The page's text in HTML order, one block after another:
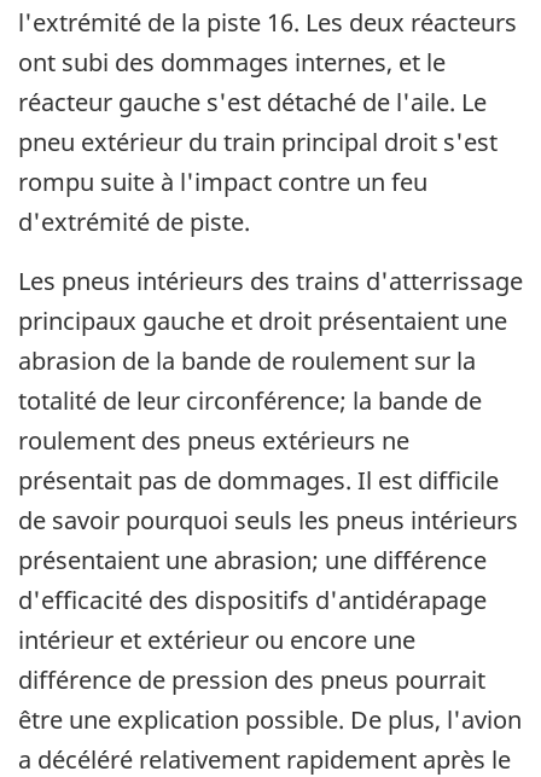
l'extrémité de la piste 16. Les deux réacteurs
ont subi des dommages internes, et le
réacteur gauche s'est détaché de l'aile. Le
pneu extérieur du train principal droit s'est
rompu suite à l'impact contre un feu
d'extrémité de piste.
Les pneus intérieurs des trains d'atterrissage
principaux gauche et droit présentaient une
abrasion de la bande de roulement sur la
totalité de leur circonférence; la bande de
roulement des pneus extérieurs ne
présentait pas de dommages. Il est difficile
de savoir pourquoi seuls les pneus intérieurs
présentaient une abrasion; une différence
d'efficacité des dispositifs d'antidérapage
intérieur et extérieur ou encore une
différence de pression des pneus pourrait
être une explication possible. De plus, l'avion
a décéléré relativement rapidement après le